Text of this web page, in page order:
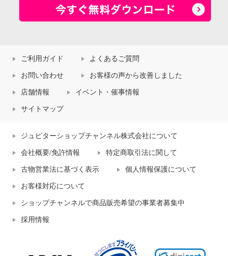
ご利用ガイド よくあるご質問
お問い合わせ お客様の声から改善しました
店舗情報 イベント・催事情報
サイトマップ
ジュピターショップチャンネル株式会社について
会社概要/免許情報 特定商取引法に関して
古物営業法に基づく表示 個人情報保護について
お客様対応について
ショップチャンネルで商品販売希望の事業者募集中
採用情報